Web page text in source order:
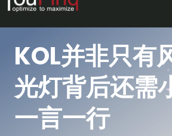
KOL并非只有
光灯背后还需
一言一行